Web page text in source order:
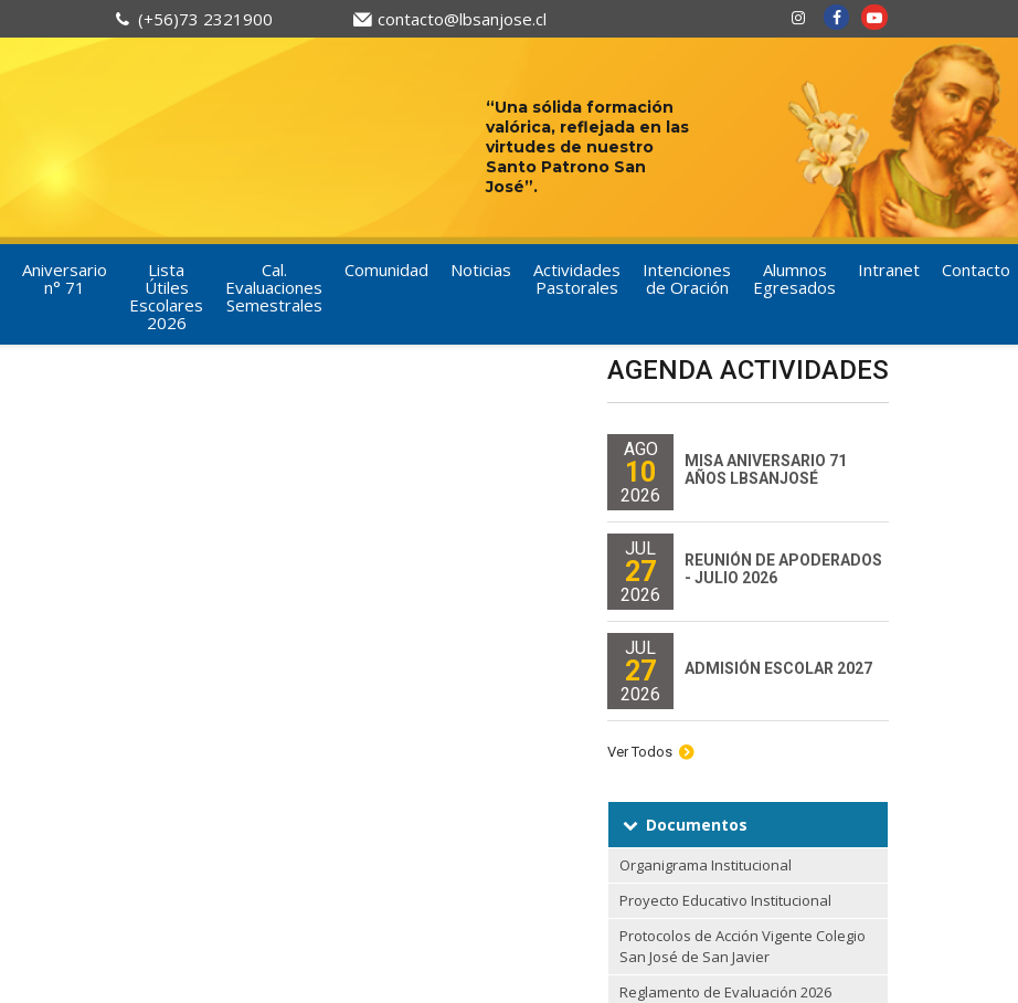
(+56)73 2321900 contacto@lbsanjose.cl
“Una sólida formación
valórica, reflejada en las
virtudes de nuestro
Santo Patrono San
José”.
Aniversario
n° 71
Lista
Útiles
Escolares
2026
Cal.
Evaluaciones
Semestrales
Comunidad Noticias
Actividades
Pastorales
Intenciones
de Oración
Alumnos
Egresados
Intranet Contacto
AGENDA ACTIVIDADES
AGO
10
2026
MISA ANIVERSARIO 71
AÑOS LBSANJOSÉ
JUL
27
2026
REUNIÓN DE APODERADOS
- JULIO 2026
JUL
27
2026
ADMISIÓN ESCOLAR 2027
Ver Todos
Documentos
Organigrama Institucional
Proyecto Educativo Institucional
Protocolos de Acción Vigente Colegio
San José de San Javier
Reglamento de Evaluación 2026